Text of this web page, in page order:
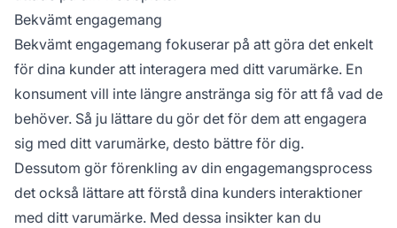
Bekvämt engagemang
Bekvämt engagemang fokuserar på att göra det enkelt
för dina kunder att interagera med ditt varumärke. En
konsument vill inte längre anstränga sig för att få vad de
behöver. Så ju lättare du gör det för dem att engagera
sig med ditt varumärke, desto bättre för dig.
Dessutom gör förenkling av din engagemangsprocess
det också lättare att förstå dina kunders interaktioner
med ditt varumärke. Med dessa insikter kan du